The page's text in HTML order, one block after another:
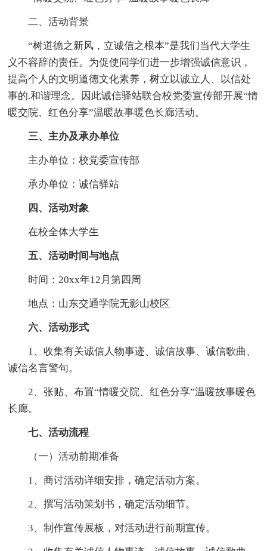
二、活动背景
“树道德之新风，立诚信之根本”是我们当代大学生
义不容辞的责任。为促使同学们进一步增强诚信意识，
提高个人的文明道德文化素养，树立以诚立人、以信处
事的.和谐理念。因此诚信驿站联合校党委宣传部开展“情
暖交院、红色分享”温暖故事暖色长廊活动。
三、主办及承办单位
主办单位：校党委宣传部
承办单位：诚信驿站
四、活动对象
在校全体大学生
五、活动时间与地点
时间：20xx年12月第四周
地点：山东交通学院无影山校区
六、活动形式
1、收集有关诚信人物事迹、诚信故事、诚信歌曲、
诚信名言警句。
2、张贴、布置“情暖交院、红色分享”温暖故事暖色
长廊。
七、活动流程
（一）活动前期准备
1、商讨活动详细安排，确定活动方案。
2、撰写活动策划书，确定活动细节。
3、制作宣传展板，对活动进行前期宣传。